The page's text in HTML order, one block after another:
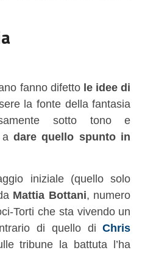
fanno difetto le idee di
la fonte della fantasia
sotto tono e
dare quello spunto in
iniziale (quello solo
Mattia Bottani, numero
Torti che sta vivendo un
di quello diChris
tribune la battuta l’ha